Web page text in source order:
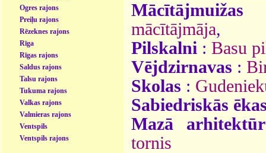
Ogres rajons
Preiļu rajons
Rēzeknes rajons
Rīga
Rīgas rajons
Saldus rajons
Talsu rajons
Tukuma rajons
Valkas rajons
Valmieras rajons
Ventspils
Ventspils rajons
Mācītājmuižas
mācītājmāja,
Pilskalni : Basu
Vējdzirnavas :
Skolas :
Sabiedriskās
Mazā
tornis